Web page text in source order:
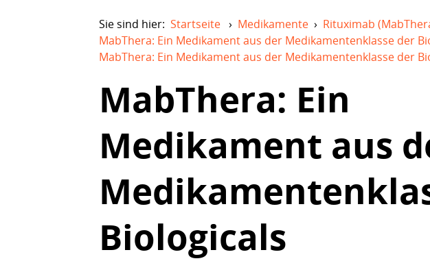
Sie sind hier: Startseite › Medikamente › Rituximab
MabThera: Ein Medikament aus der Medikamentenklasse der
MabThera: Ein Medikament aus der Medikamentenklasse der
MabThera: Ein
Medikament aus
Biologicals